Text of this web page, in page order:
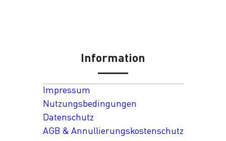
Information
Impressum
Nutzungsbedingungen
Datenschutz
AGB & Annullierungskostenschutz